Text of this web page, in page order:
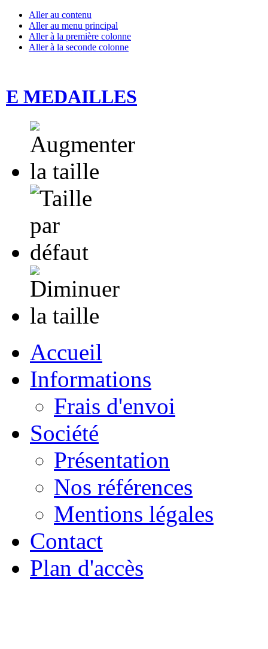
Aller au contenu
Aller au menu principal
Aller à la première colonne
Aller à la seconde colonne
E MEDAILLES
Accueil
Informations
Frais d'envoi
Société
Présentation
Nos références
Mentions légales
Contact
Plan d'accès